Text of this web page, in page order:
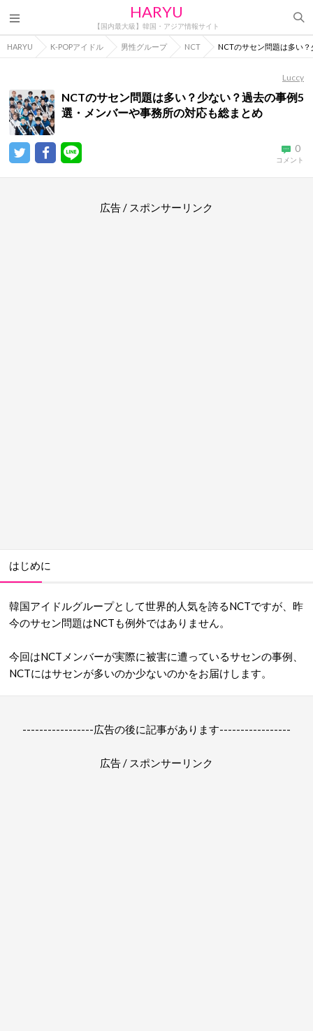
HARYU
【国内最大級】韓国・アジア情報サイト
HARYU K-POPアイドル 男性グループ NCT NCTのサセン問題は多い
Luccy
NCTのサセン問題は多い？少ない？過去の事例5
選・メンバーや事務所の対応も総まとめ
0
コメント
広告 / スポンサーリンク
はじめに
韓国アイドルグループとして世界的人気を誇るNCTですが、昨
今のサセン問題はNCTも例外ではありません。
今回はNCTメンバーが実際に被害に遭っているサセンの事例、
NCTにはサセンが多いのか少ないのかをお届けします。
-----------------広告の後に記事があります-----------------
広告 / スポンサーリンク